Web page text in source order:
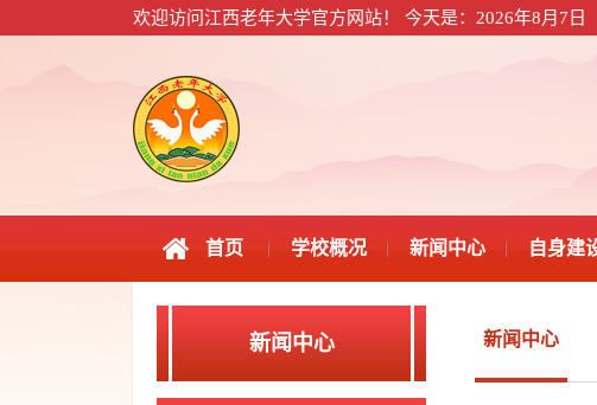
欢迎访问江西老年大学官方网站！ 今天是：2026年8月7日
首页 学校概况 新闻中心 自身建
新闻中心 新闻中心